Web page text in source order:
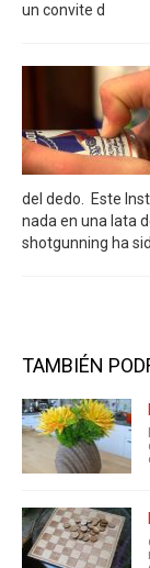
un convite d
del dedo. Este
nada en una lata
shotgunning ha
TAMBIÉN